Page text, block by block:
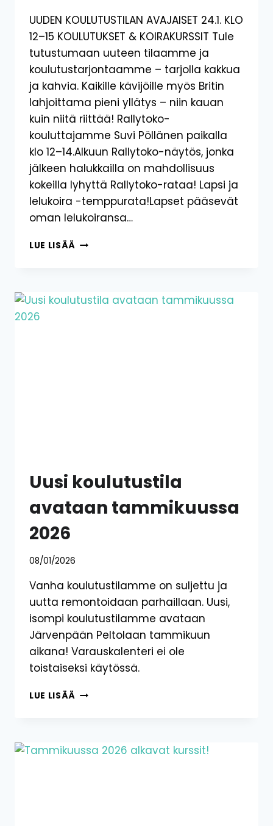
UUDEN KOULUTUSTILAN AVAJAISET 24.1. KLO
12–15 KOULUTUKSET & KOIRAKURSSIT Tule
tutustumaan uuteen tilaamme ja
koulutustarjontaamme – tarjolla kakkua
ja kahvia. Kaikille kävijöille myös Britin
lahjoittama pieni yllätys – niin kauan
kuin niitä riittää! Rallytoko-
kouluttajamme Suvi Pöllänen paikalla
klo 12–14.Alkuun Rallytoko-näytös, jonka
jälkeen halukkailla on mahdollisuus
kokeilla lyhyttä Rallytoko-rataa! Lapsi ja
lelukoira -temppurata!Lapset pääsevät
oman lelukoiransa…
LUE LISÄÄ AVAJAISET
Uusi koulutustila
avataan tammikuussa
2026
08/01/2026
Vanha koulutustilamme on suljettu ja
uutta remontoidaan parhaillaan. Uusi,
isompi koulutustilamme avataan
Järvenpään Peltolaan tammikuun
aikana! Varauskalenteri ei ole
toistaiseksi käytössä.
LUE LISÄÄ UUSI